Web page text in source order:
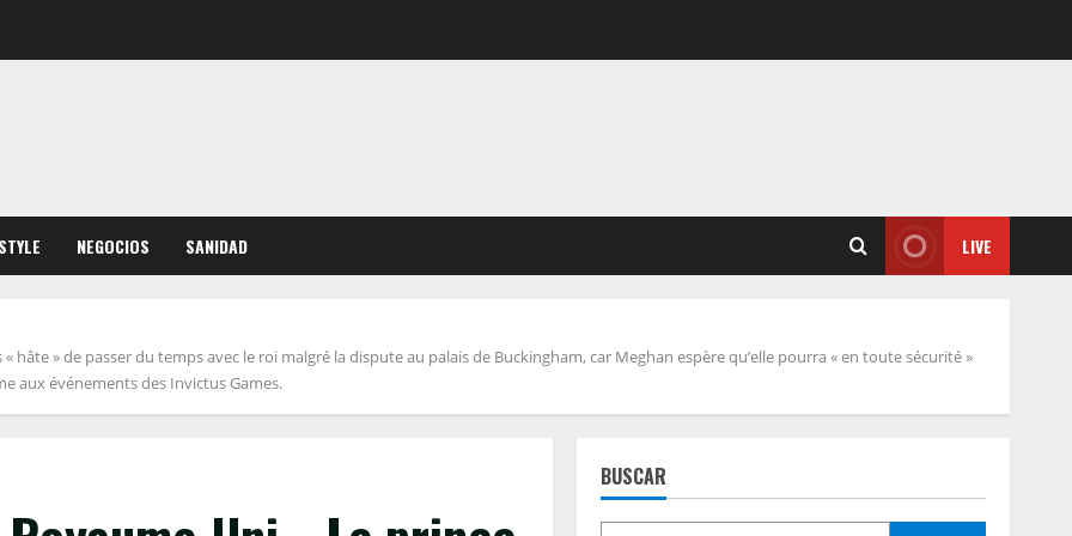
NEGOCIOS SANIDAD LIVE
hâte » de passer du temps avec le roi malgré la dispute au palais de Buckingham, car Meghan espère qu’elle pourra « en toute sécurité »
aux événements des Invictus Games.
BUSCAR